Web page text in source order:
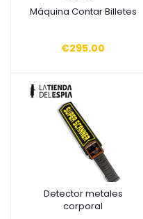
Añadir a la cesta
Máquina Contar Billetes
€295.00
Añadir a la cesta
Detector metales
corporal